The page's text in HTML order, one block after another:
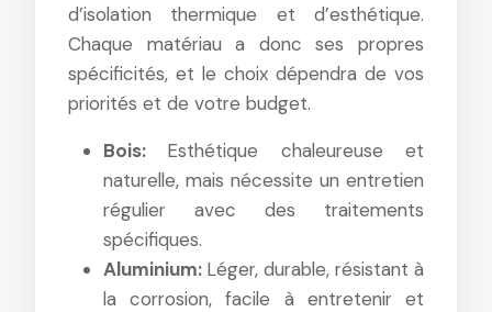
d’isolation thermique et d’esthétique.
Chaque matériau a donc ses propres
spécificités, et le choix dépendra de vos
priorités et de votre budget.
Bois: Esthétique chaleureuse et
naturelle, mais nécessite un entretien
régulier avec des traitements
spécifiques.
Aluminium: Léger, durable, résistant à
la corrosion, facile à entretenir et